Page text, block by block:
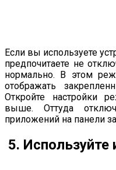
Если вы используете
предпочитаете не
нормально. В этом
отображать
Откройте настройки
выше. Оттуда
приложений на панели
5.